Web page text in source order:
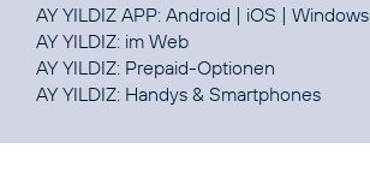
AY YILDIZ APP: Android | iOS |
AY YILDIZ: im Web
AY YILDIZ: Prepaid-Optionen
AY YILDIZ: Handys & Smartphones